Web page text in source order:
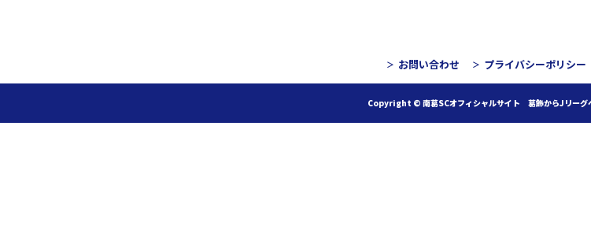
お問い合わせ プライバシーポリシー
Copyright © 南葛SCオフィシャルサイト 葛飾からJリーグ